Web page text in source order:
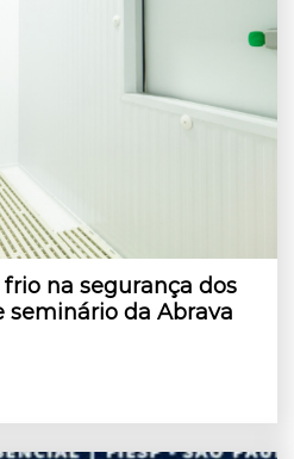
na segurança dos
da Abrava